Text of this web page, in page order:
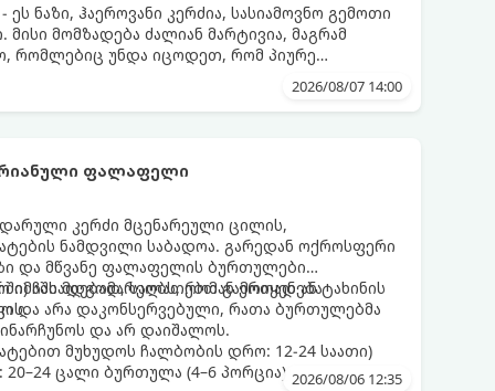
ნაზი, ჰაეროვანი კერძია, სასიამოვნო გემოთი
მომზადება ძალიან მარტივია, მაგრამ
რომლებიც უნდა იცოდეთ, რომ პიურე
2026/08/07 14:00
ფალაფელი
კერძი მცენარეული ცილის,
ნამდვილი საბადოა. გარედან ოქროსფერი
და მწვანე ფალაფელის ბურთულები
ჩასადებად, სალათებთან ერთად ან ტახინის
მდგომარეობს, რომ გამოიყენება
და არა დაკონსერვებული, რათა ბურთულებმა
და არ დაიშალოს.
მუხუდოს ჩალბობის დრო: 12-24 საათი)
ცალი ბურთულა (4–6 პორცია) 2026/08/06 12:35